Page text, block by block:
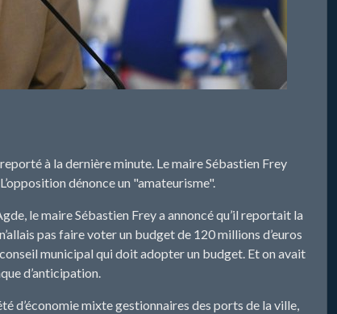
à la dernière minute. Le maire Sébastien Frey
dénonce un "amateurisme".
le maire Sébastien Frey a annoncé qu’il reportait la
pas faire voter un budget de 120 millions d’euros
municipal qui doit adopter un budget. Et on avait
d’anticipation.
d’économie mixte gestionnaires des ports de la ville,